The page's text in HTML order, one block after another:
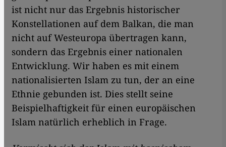
ist nicht nur das Ergebnis historischer
Konstellationen auf dem Balkan, die man
nicht auf Westeuropa übertragen kann,
sondern das Ergebnis einer nationalen
Entwicklung. Wir haben es mit einem
nationalisierten Islam zu tun, der an eine
Ethnie gebunden ist. Dies stellt seine
Beispielhaftigkeit für einen europäischen
Islam natürlich erheblich in Frage.